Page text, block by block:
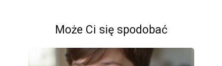
Może Ci się spodobać